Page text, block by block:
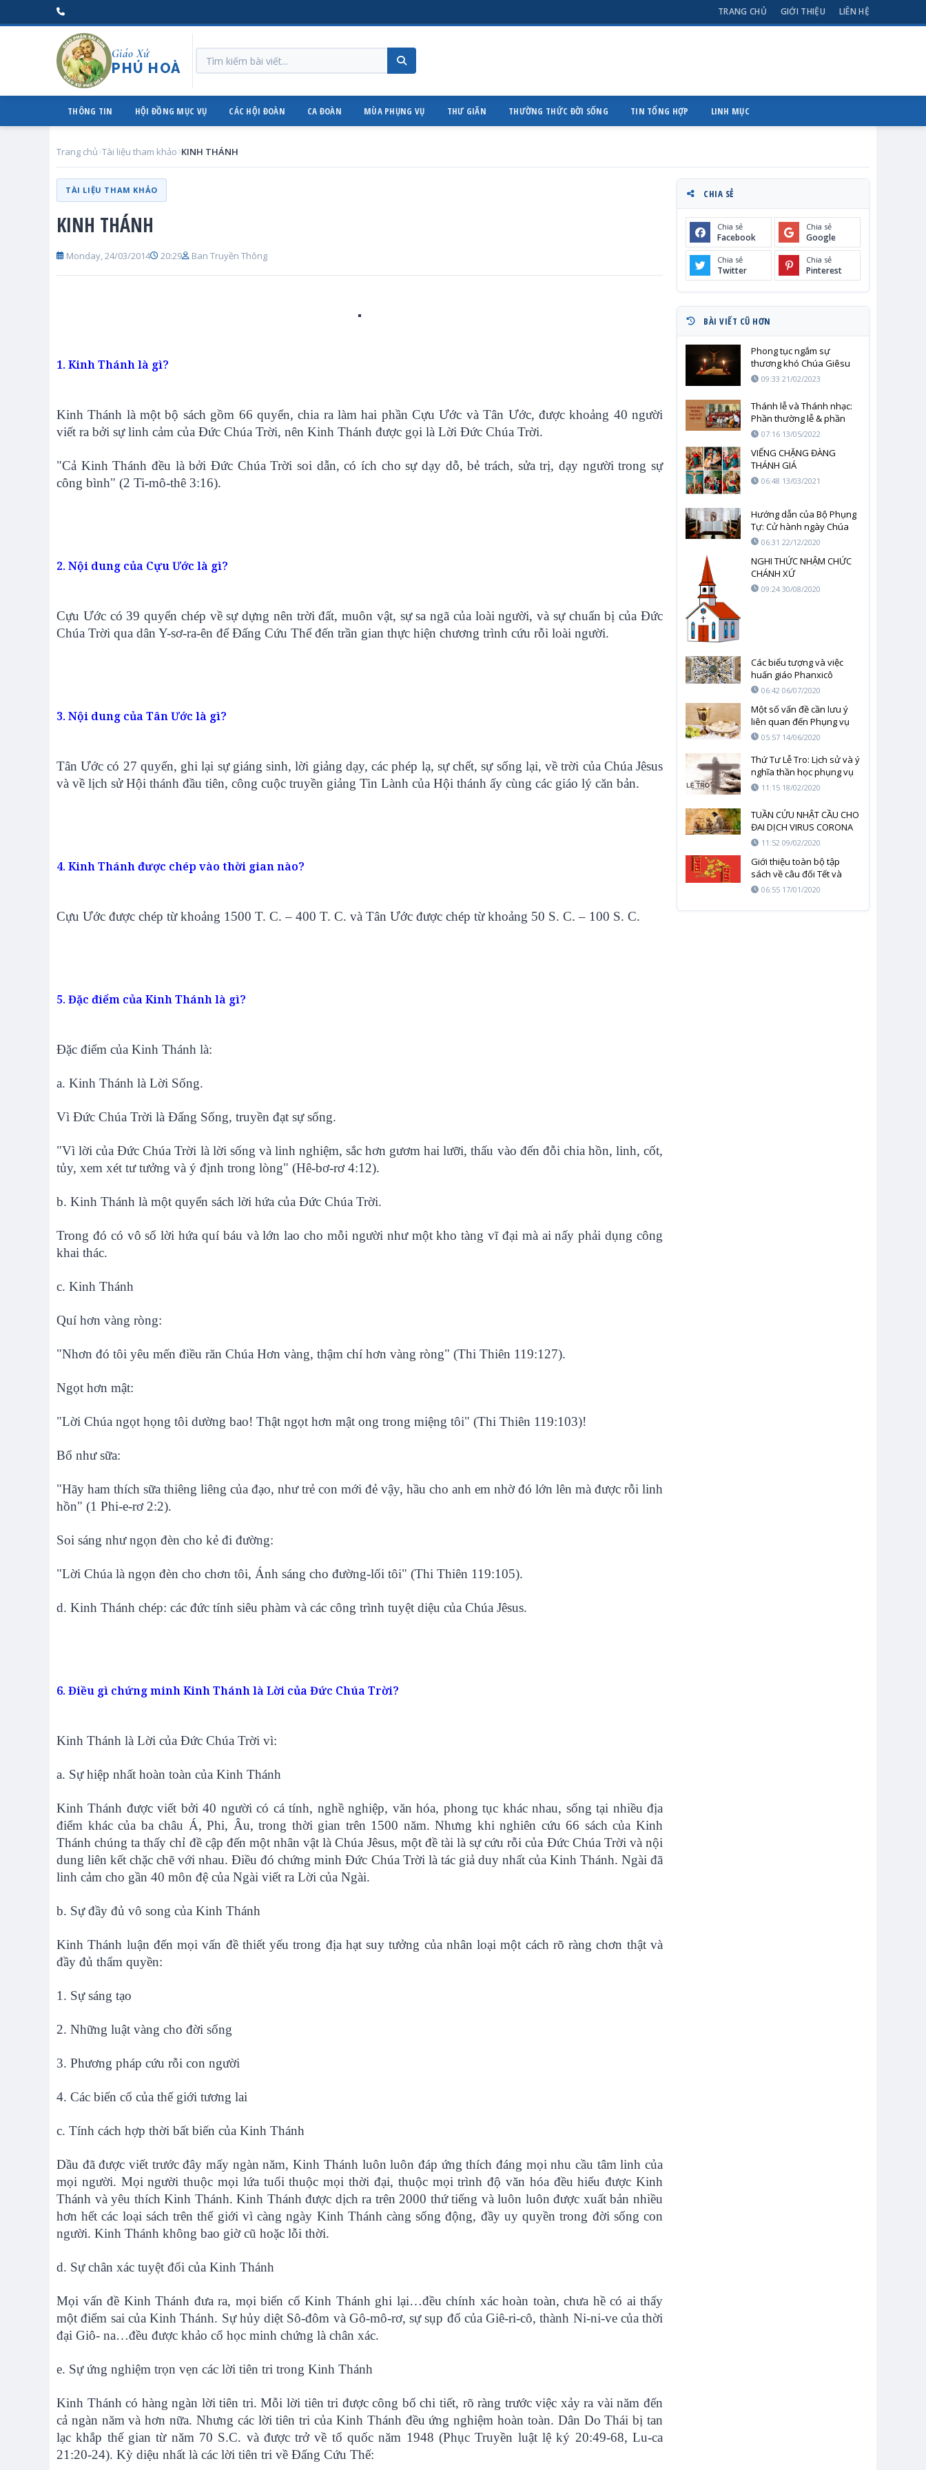
TRANG CHỦ GIỚI THIỆU LIÊN HỆ
Giáo Xứ
PHÚ HOÀ
THÔNG TIN HỘI ĐỒNG MỤC VỤ CÁC HỘI ĐOÀN CA ĐOÀN MÙA PHỤNG VỤ THƯ GIÃN THƯỜNG THỨC ĐỜI SỐNG TIN TỔNG HỢP LINH MỤC
Trang chủ Tài liệu tham khảo KINH THÁNH
TÀI LIỆU THAM KHẢO
KINH THÁNH
Monday, 24/03/2014 20:29 Ban Truyền Thông
1. Kinh Thánh là gì?
Kinh Thánh là một bộ sách gồm 66 quyển, chia ra làm hai phần Cựu Ước và Tân Ước, được khoảng 40 người
viết ra bởi sự linh cảm của Đức Chúa Trời, nên Kinh Thánh được gọi là Lời Đức Chúa Trời.
"Cả Kinh Thánh đều là bởi Đức Chúa Trời soi dẫn, có ích cho sự dạy dỗ, bẻ trách, sửa trị, dạy người trong sự
công bình" (2 Ti-mô-thê 3:16).
2. Nội dung của Cựu Ước là gì?
Cựu Ước có 39 quyển chép về sự dựng nên trời đất, muôn vật, sự sa ngã của loài người, và sự chuẩn bị của Đức
Chúa Trời qua dân Y-sơ-ra-ên để Đấng Cứu Thế đến trần gian thực hiện chương trình cứu rỗi loài người.
3. Nội dung của Tân Ước là gì?
Tân Ước có 27 quyển, ghi lại sự giáng sinh, lời giảng dạy, các phép lạ, sự chết, sự sống lại, về trời của Chúa Jêsus
và về lịch sử Hội thánh đầu tiên, công cuộc truyền giảng Tin Lành của Hội thánh ấy cùng các giáo lý căn bản.
4. Kinh Thánh được chép vào thời gian nào?
Cựu Ước được chép từ khoảng 1500 T. C. – 400 T. C. và Tân Ước được chép từ khoảng 50 S. C. – 100 S. C.
5. Đặc điểm của Kinh Thánh là gì?
Đặc điểm của Kinh Thánh là:
a. Kinh Thánh là Lời Sống.
Vì Đức Chúa Trời là Đấng Sống, truyền đạt sự sống.
"Vì lời của Đức Chúa Trời là lời sống và linh nghiệm, sắc hơn gươm hai lưỡi, thấu vào đến đỗi chia hồn, linh, cốt,
tủy, xem xét tư tưởng và ý định trong lòng" (Hê-bơ-rơ 4:12).
b. Kinh Thánh là một quyển sách lời hứa của Đức Chúa Trời.
Trong đó có vô số lời hứa quí báu và lớn lao cho mỗi người như một kho tàng vĩ đại mà ai nấy phải dụng công
khai thác.
c. Kinh Thánh
Quí hơn vàng ròng:
"Nhơn đó tôi yêu mến điều răn Chúa Hơn vàng, thậm chí hơn vàng ròng" (Thi Thiên 119:127).
Ngọt hơn mật:
"Lời Chúa ngọt họng tôi dường bao! Thật ngọt hơn mật ong trong miệng tôi" (Thi Thiên 119:103)!
Bổ như sữa:
"Hãy ham thích sữa thiêng liêng của đạo, như trẻ con mới đẻ vậy, hầu cho anh em nhờ đó lớn lên mà được rỗi linh
hồn" (1 Phi-e-rơ 2:2).
Soi sáng như ngọn đèn cho kẻ đi đường:
"Lời Chúa là ngọn đèn cho chơn tôi, Ánh sáng cho đường-lối tôi" (Thi Thiên 119:105).
d. Kinh Thánh chép: các đức tính siêu phàm và các công trình tuyệt diệu của Chúa Jêsus.
6. Điều gì chứng minh Kinh Thánh là Lời của Đức Chúa Trời?
Kinh Thánh là Lời của Đức Chúa Trời vì:
a. Sự hiệp nhất hoàn toàn của Kinh Thánh
Kinh Thánh được viết bởi 40 người có cá tính, nghề nghiệp, văn hóa, phong tục khác nhau, sống tại nhiều địa
điểm khác của ba châu Á, Phi, Âu, trong thời gian trên 1500 năm. Nhưng khi nghiên cứu 66 sách của Kinh
Thánh chúng ta thấy chỉ đề cập đến một nhân vật là Chúa Jêsus, một đề tài là sự cứu rỗi của Đức Chúa Trời và nội
dung liên kết chặc chẽ với nhau. Điều đó chứng minh Đức Chúa Trời là tác giả duy nhất của Kinh Thánh. Ngài đã
linh cảm cho gần 40 môn đệ của Ngài viết ra Lời của Ngài.
b. Sự đầy đủ vô song của Kinh Thánh
Kinh Thánh luận đến mọi vấn đề thiết yếu trong địa hạt suy tưởng của nhân loại một cách rõ ràng chơn thật và
đầy đủ thẩm quyền:
1. Sự sáng tạo
2. Những luật vàng cho đời sống
3. Phương pháp cứu rỗi con người
4. Các biến cố của thế giới tương lai
c. Tính cách hợp thời bất biến của Kinh Thánh
Dầu đã được viết trước đây mấy ngàn năm, Kinh Thánh luôn luôn đáp ứng thích đáng mọi nhu cầu tâm linh của
mọi người. Mọi người thuộc mọi lứa tuổi thuộc mọi thời đại, thuộc mọi trình độ văn hóa đều hiểu được Kinh
Thánh và yêu thích Kinh Thánh. Kinh Thánh được dịch ra trên 2000 thứ tiếng và luôn luôn được xuất bản nhiều
hơn hết các loại sách trên thế giới vì càng ngày Kinh Thánh càng sống động, đầy uy quyền trong đời sống con
người. Kinh Thánh không bao giờ cũ hoặc lỗi thời.
d. Sự chân xác tuyệt đối của Kinh Thánh
Mọi vấn đề Kinh Thánh đưa ra, mọi biến cố Kinh Thánh ghi lại…đều chính xác hoàn toàn, chưa hề có ai thấy
một điểm sai của Kinh Thánh. Sự hủy diệt Sô-đôm và Gô-mô-rơ, sự sụp đổ của Giê-ri-cô, thành Ni-ni-ve của thời
đại Giô- na…đều được khảo cổ học minh chứng là chân xác.
e. Sự ứng nghiệm trọn vẹn các lời tiên tri trong Kinh Thánh
Kinh Thánh có hàng ngàn lời tiên tri. Mỗi lời tiên tri được công bố chi tiết, rõ ràng trước việc xảy ra vài năm đến
cả ngàn năm và hơn nữa. Nhưng các lời tiên tri của Kinh Thánh đều ứng nghiệm hoàn toàn. Dân Do Thái bị tan
lạc khắp thế gian từ năm 70 S.C. và được trở về tổ quốc năm 1948 (Phục Truyền luật lệ ký 20:49-68, Lu-ca
21:20-24). Kỳ diệu nhất là các lời tiên tri về Đấng Cứu Thế:
CHIA SẺ
Chia sẻ
Facebook
Chia sẻ
Google
Chia sẻ
Twitter
Chia sẻ
Pinterest
BÀI VIẾT CŨ HƠN
Phong tục ngắm sự
thương khó Chúa Giêsu
09:33 21/02/2023
Thánh lễ và Thánh nhạc:
Phần thường lễ & phần
riêng của Thánh lễ
07:16 13/05/2022
VIẾNG CHẶNG ĐÀNG
THÁNH GIÁ
06:48 13/03/2021
Hướng dẫn của Bộ Phụng
Tự: Cử hành ngày Chúa
nhật Lời Chúa
06:31 22/12/2020
NGHI THỨC NHẬM CHỨC
CHÁNH XỨ
09:24 30/08/2020
Các biểu tượng và việc
huấn giáo Phanxicô
06:42 06/07/2020
Một số vấn đề cần lưu ý
liên quan đến Phụng vụ
Thánh lễ
05:57 14/06/2020
Thứ Tư Lễ Tro: Lịch sử và ý
nghĩa thần học phụng vụ
11:15 18/02/2020
TUẦN CỬU NHẬT CẦU CHO
ĐAI DỊCH VIRUS CORONA
SỚM CHẤM DỨT – NGÀY
11:52 09/02/2020
Giới thiệu toàn bộ tập
sách về câu đối Tết và
Phụng Vụ
06:55 17/01/2020